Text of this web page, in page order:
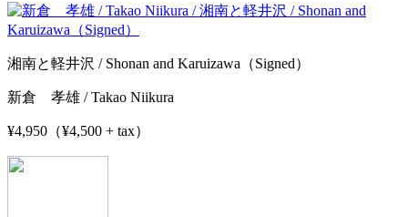
湘南と軽井沢 / Shonan and Karuizawa（Signed）
新倉 孝雄 / Takao Niikura
¥4,950（¥4,500 + tax）